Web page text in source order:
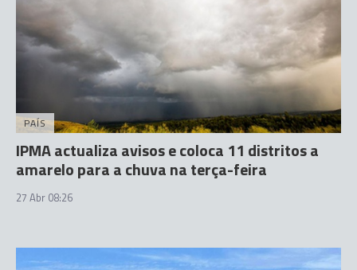
PAÍS
IPMA actualiza avisos e coloca 11 distritos a
amarelo para a chuva na terça-feira
27 Abr 08:26